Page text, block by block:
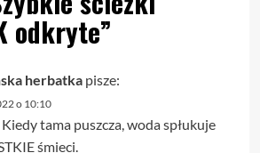
odkryte”
herbatka pisze:
o 10:10
tama puszcza, woda spłukuje
śmieci.